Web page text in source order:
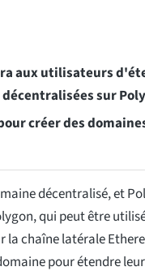
aux utilisateurs
sur
créer des
décentralisé, et
qui peut être
chaîne latérale
pour étendre